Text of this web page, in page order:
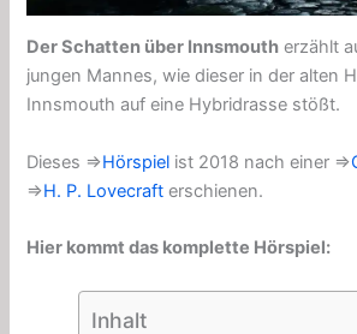
Der Schatten über Innsmouth erzählt
jungen Mannes, wie dieser in der alten
Innsmouth auf eine Hybridrasse stößt.
Dieses ⇒Hörspiel ist 2018 nach einer ⇒
⇒H. P. Lovecraft erschienen.
Hier kommt das komplette Hörspiel:
Inhalt